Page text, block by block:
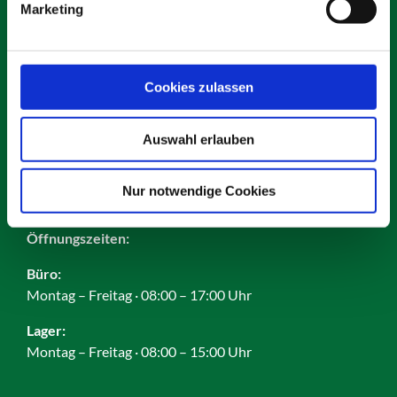
Marketing
Cookies zulassen
Auswahl erlauben
Nur notwendige Cookies
Karriere
Datenschutz
Cookies
Öffnungszeiten:
Büro:
Montag – Freitag · 08:00 – 17:00 Uhr
Lager:
Montag – Freitag · 08:00 – 15:00 Uhr